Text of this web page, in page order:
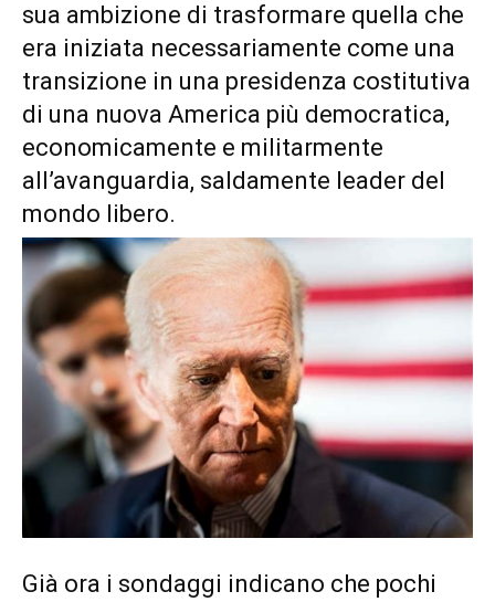
sua ambizione di trasformare quella che
era iniziata necessariamente come una
transizione in una presidenza costitutiva
di una nuova America più democratica,
economicamente e militarmente
all’avanguardia, saldamente leader del
mondo libero.
Già ora i sondaggi indicano che pochi